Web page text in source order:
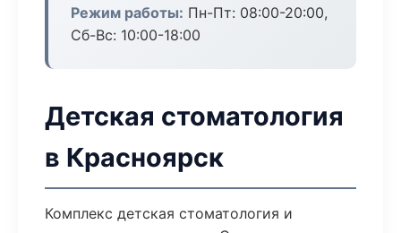
Режим работы: Пн-Пт: 08:00-20:00,
Сб-Вс: 10:00-18:00
Детская стоматология
в Красноярск
Комплекс детская стоматология и